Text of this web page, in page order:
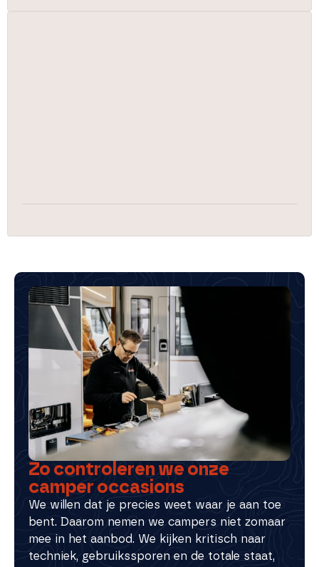
Zo controleren we onze
camper occasions
We willen dat je precies weet waar je aan toe
bent. Daarom nemen we campers niet zomaar
mee in het aanbod. We kijken kritisch naar
techniek, gebruikssporen en de totale staat,